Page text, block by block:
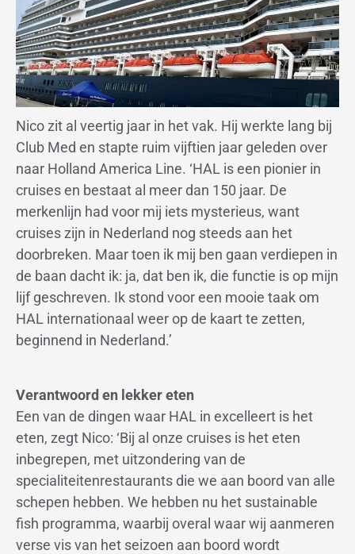
Nico zit al veertig jaar in het vak. Hij werkte lang bij
Club Med en stapte ruim vijftien jaar geleden over
naar Holland America Line. ‘HAL is een pionier in
cruises en bestaat al meer dan 150 jaar. De
merkenlijn had voor mij iets mysterieus, want
cruises zijn in Nederland nog steeds aan het
doorbreken. Maar toen ik mij ben gaan verdiepen in
de baan dacht ik: ja, dat ben ik, die functie is op mijn
lijf geschreven. Ik stond voor een mooie taak om
HAL internationaal weer op de kaart te zetten,
beginnend in Nederland.’
Verantwoord en lekker eten
Een van de dingen waar HAL in excelleert is het
eten, zegt Nico: ‘Bij al onze cruises is het eten
inbegrepen, met uitzondering van de
specialiteitenrestaurants die we aan boord van alle
schepen hebben. We hebben nu het sustainable
fish programma, waarbij overal waar wij aanmeren
verse vis van het seizoen aan boord wordt